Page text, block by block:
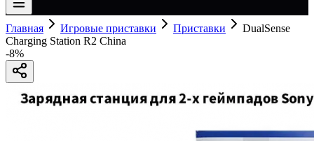
Главная Игровые приставки Приставки
DualSense
Charging Station R2 China
-8%